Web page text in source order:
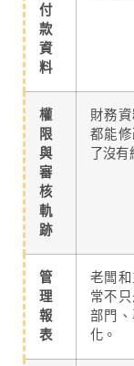
付
款
資
料
權
限
與
審
核
軌
跡
財務
都能
了沒有
管
理
報
表
老闆
常不
部門
化。